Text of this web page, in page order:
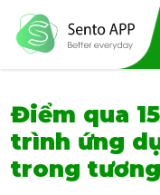
Điểm qua
trình ứng
trong